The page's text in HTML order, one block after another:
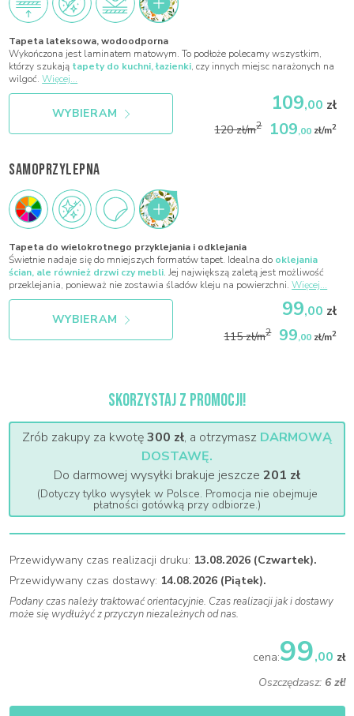
Tapeta lateksowa, wodoodporna
Wykończona jest laminatem matowym. To podłoże polecamy wszystkim,
którzy szukają tapety do kuchni, łazienki, czy innych miejsc narażonych na
wilgoć.Więcej...
WYBIERAM 109,00 zł
120 zł/m2 109,00 zł/m2
SAMOPRZYLEPNA
Tapeta do wielokrotnego przyklejania i odklejania
Świetnie nadaje się do mniejszych formatów tapet. Idealna do oklejania
ścian, ale również drzwi czy mebli. Jej największą zaletą jest możliwość
przeklejania, ponieważ nie zostawia śladów kleju na powierzchni.Więcej...
WYBIERAM 99,00 zł
115 zł/m2 99,00 zł/m2
SKORZYSTAJ Z PROMOCJI!
Zrób zakupy za kwotę300 zł, a otrzymasz DARMOWĄ
DOSTAWĘ.
Do darmowej wysyłki brakuje jeszcze 201 zł
(Dotyczy tylko wysyłek w Polsce. Promocja nie obejmuje
płatności gotówką przy odbiorze.)
Przewidywany czas realizacji druku: 13.08.2026 (Czwartek).
Przewidywany czas dostawy: 14.08.2026 (Piątek).
Podany czas należy traktować orientacyjnie. Czas realizacji jak i dostawy
może się wydłużyć z przyczyn niezależnych od nas.
cena:99,00 zł
Oszczędzasz: 6 zł!